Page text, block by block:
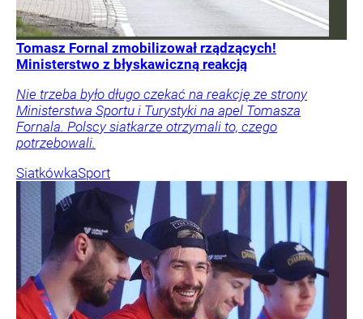
Tomasz Fornal zmobilizował rządzących!
Ministerstwo z błyskawiczną reakcją
Nie trzeba było długo czekać na reakcję ze strony
Ministerstwa Sportu i Turystyki na apel Tomasza
Fornala. Polscy siatkarze otrzymali to, czego
potrzebowali.
SiatkówkaSport